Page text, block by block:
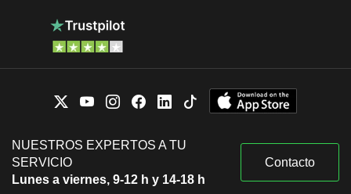
NUESTROS EXPERTOS A TU
SERVICIO
Lunes a viernes, 9-12 h y 14-18 h
Contacto